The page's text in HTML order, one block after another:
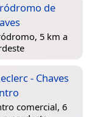
de
5 km a
- Chaves
comercial, 6